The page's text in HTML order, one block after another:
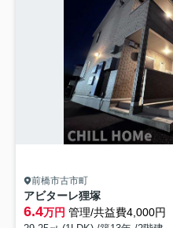
前橋市古市町
アビターレ狸塚
6.4万円 管理/共益費4,000円